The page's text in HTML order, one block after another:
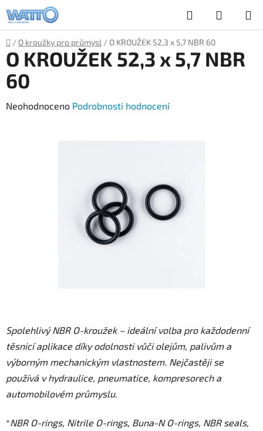
na
obsah
Hledat
KOŠÍK
Domů
/ O kroužky pro průmysl / O KROUŽEK 52,3 x 5,7 NBR 60
Spolehlivý NBR O-kroužek – ideální volba pro každodenní
těsnicí aplikace díky odolnosti vůči olejům, palivům a
výborným mechanickým vlastnostem. Nejčastěji se
používá v hydraulice, pneumatice, kompresorech a
automobilovém průmyslu.
*NBR O-rings, Nitrile O-rings, Buna-N O-rings, NBR seals,
O KROUŽEK 52,3 x 5,7 NBR
60
Průměrné
Neohodnoceno Podrobnosti hodnocení